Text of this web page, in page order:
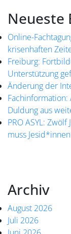
Neueste
Online-
krisenhaften
Freiburg:
Unterstützung
Änderung der
Duldung aus
PRO ASYL:
muss
Archiv
August 2026
Juli 2026